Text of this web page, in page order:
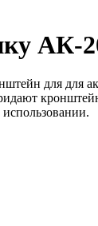
АК-
для для